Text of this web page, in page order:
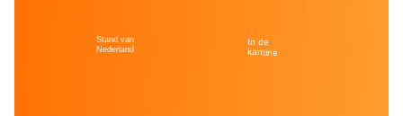
Stand van
Nederland
In de
kantine